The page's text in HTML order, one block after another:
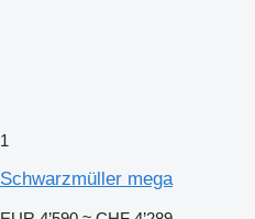
1
Schwarzmüller mega